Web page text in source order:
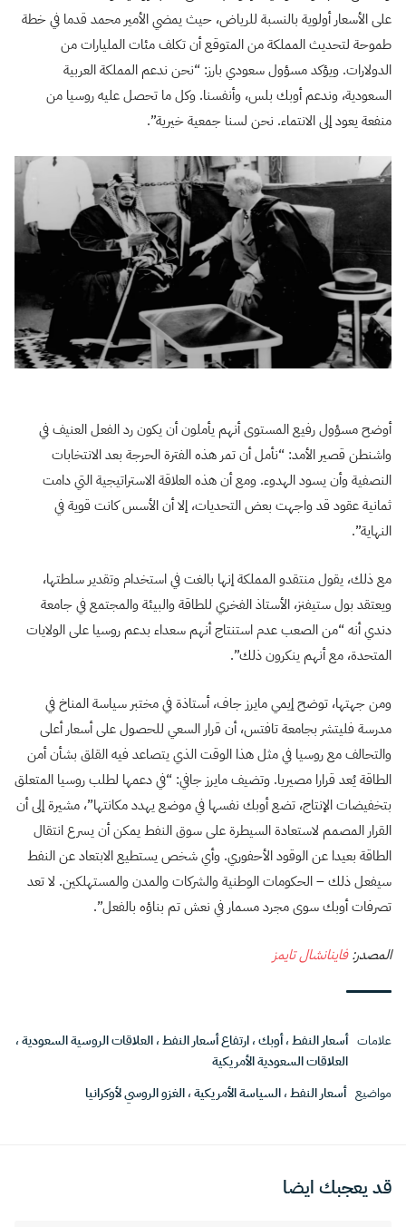
على الأسعار أولوية بالنسبة للرياض، حيث يمضي الأمير محمد قدما في خطة
طموحة لتحديث المملكة من المتوقع أن تكلف مئات المليارات من
الدولارات. ويؤكد مسؤول سعودي بارز: “نحن ندعم المملكة العربية
السعودية، وندعم أوبك بلس، وأنفسنا. وكل ما تحصل عليه روسيا من
منفعة يعود إلى الانتماء. نحن لسنا جمعية خيرية”.
أوضح مسؤول رفيع المستوى أنهم يأملون أن يكون رد الفعل العنيف في
واشنطن قصير الأمد: “نأمل أن تمر هذه الفترة الحرجة بعد الانتخابات
النصفية وأن يسود الهدوء. ومع أن هذه العلاقة الاستراتيجية التي دامت
ثمانية عقود قد واجهت بعض التحديات، إلا أن الأسس كانت قوية في
النهاية”.
مع ذلك، يقول منتقدو المملكة إنها بالغت في استخدام وتقدير سلطتها،
ويعتقد بول ستيفنز، الأستاذ الفخري للطاقة والبيئة والمجتمع في جامعة
دندي أنه “من الصعب عدم استنتاج أنهم سعداء بدعم روسيا على الولايات
المتحدة، مع أنهم ينكرون ذلك”.
ومن جهتها، توضح إيمي مايرز جاف، أستاذة في مختبر سياسة المناخ في
مدرسة فليتشر بجامعة تافتس، أن قرار السعي للحصول على أسعار أعلى
والتحالف مع روسيا في مثل هذا الوقت الذي يتصاعد فيه القلق بشأن أمن
الطاقة يُعد قرارا مصيريا. وتضيف مايرز جافي: “في دعمها لطلب روسيا المتعلق
بتخفيضات الإنتاج، تضع أوبك نفسها في موضع يهدد مكانتها”، مشيرة إلى أن
القرار المصمم لاستعادة السيطرة على سوق النفط يمكن أن يسرع انتقال
الطاقة بعيدا عن الوقود الأحفوري. وأي شخص يستطيع الابتعاد عن النفط
سيفعل ذلك – الحكومات الوطنية والشركات والمدن والمستهلكين. لا تعد
تصرفات أوبك سوى مجرد مسمار في نعش تم بناؤه بالفعل”.
المصدر:فاينانشال تايمز
علامات أسعار النفط،أوبك،ارتفاع أسعار النفط،العلاقات الروسية السعودية،
العلاقات السعودية الأمريكية
مواضيع أسعار النفط،السياسة الأمريكية،الغزو الروسي لأوكرانيا
قد يعجبك ايضا